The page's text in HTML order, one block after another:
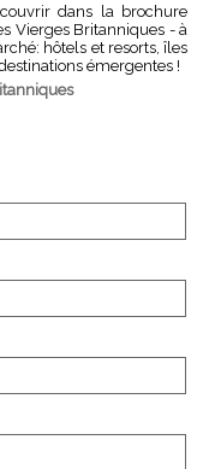
dans la brochure
Vierges Britanniques - à
hôtels et resorts, îles
émergentes !